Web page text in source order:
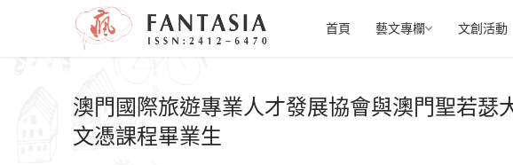
首頁 藝文專欄 文創活動
澳門國際旅遊專業人才發展協會與澳門聖若瑟
文憑課程畢業生